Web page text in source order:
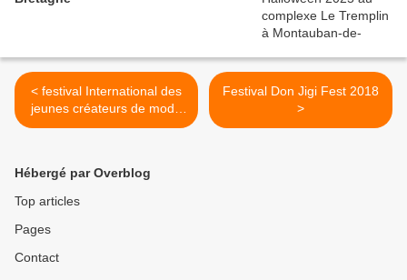
< festival International des
jeunes créateurs de mode
Dinan 2018
Festival Don Jigi Fest 2018
>
Hébergé par Overblog
Top articles
Pages
Contact